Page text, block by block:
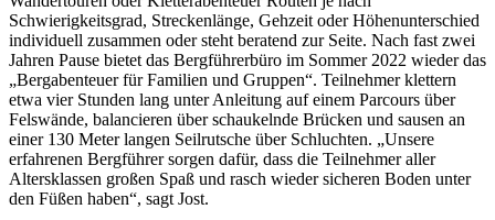
Schwierigkeitsgrad, Streckenlänge, Gehzeit oder Höhenunterschied
individuell zusammen oder steht beratend zur Seite. Nach fast zwei
Jahren Pause bietet das Bergführerbüro im Sommer 2022 wieder das
„Bergabenteuer für Familien und Gruppen“. Teilnehmer klettern
etwa vier Stunden lang unter Anleitung auf einem Parcours über
Felswände, balancieren über schaukelnde Brücken und sausen an
einer 130 Meter langen Seilrutsche über Schluchten. „Unsere
erfahrenen Bergführer sorgen dafür, dass die Teilnehmer aller
Altersklassen großen Spaß und rasch wieder sicheren Boden unter
den Füßen haben“, sagt Jost.